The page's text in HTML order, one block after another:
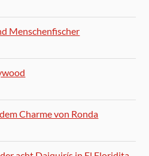
Menschenfischer
Charme von Ronda